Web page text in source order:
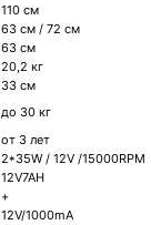
110 см
63 см / 72 см
63 см
20,2 кг
33 см
до 30 кг
от 3 лет
2*35W / 12V /15000RPM
12V7AH
+
12V/1000mA